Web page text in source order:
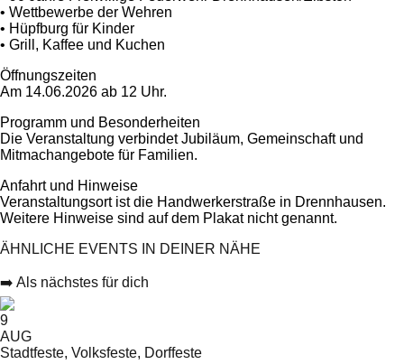
• Wettbewerbe der Wehren
• Hüpfburg für Kinder
• Grill, Kaffee und Kuchen
Öffnungszeiten
Am 14.06.2026 ab 12 Uhr.
Programm und Besonderheiten
Die Veranstaltung verbindet Jubiläum, Gemeinschaft und
Mitmachangebote für Familien.
Anfahrt und Hinweise
Veranstaltungsort ist die Handwerkerstraße in Drennhausen.
Weitere Hinweise sind auf dem Plakat nicht genannt.
ÄHNLICHE EVENTS IN DEINER NÄHE
➡️ Als nächstes für dich
9
AUG
Stadtfeste, Volksfeste, Dorffeste